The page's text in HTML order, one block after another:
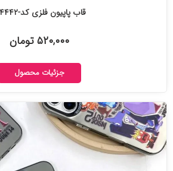
قاب پاپیون فلزی کد-۱۲۴۴۴۲
۵۲۰,۰۰۰ تومان
جزئیات محصول